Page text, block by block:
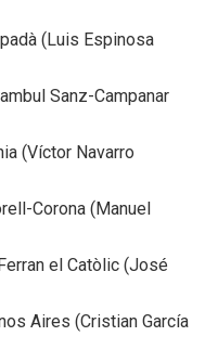
(Luis Espinosa
Sanz-Campanar
(Víctor Navarro
Corona (Manuel
el Catòlic (José
Aires (Cristian García